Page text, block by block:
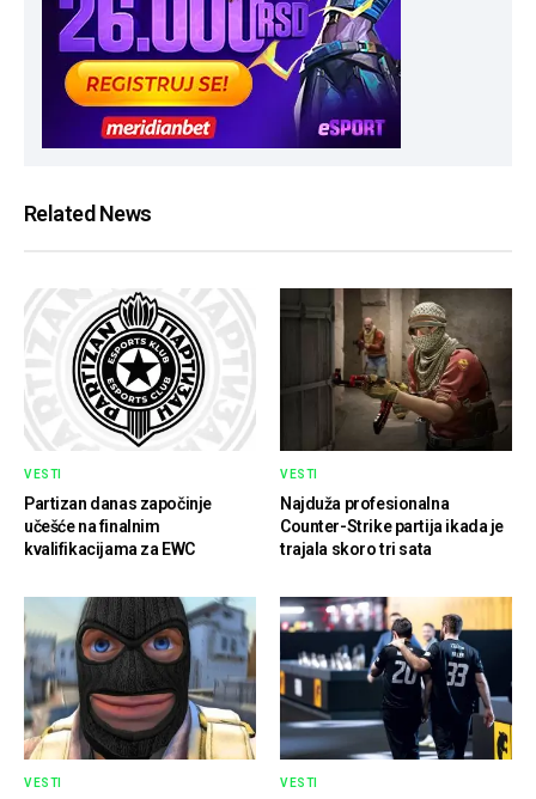
Related News
VESTI
Partizan danas započinje
učešće na finalnim
kvalifikacijama za EWC
VESTI
Najduža profesionalna
Counter-Strike partija ikada je
trajala skoro tri sata
VESTI VESTI